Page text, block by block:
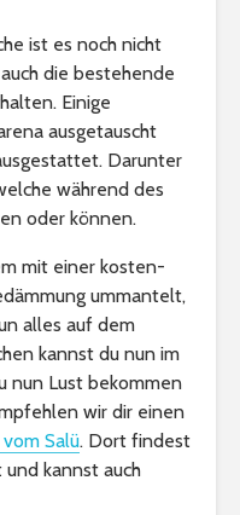
ist es noch nicht
die bestehende
Einige
ausgetauscht
Darunter
während des
oder können.
mit einer kosten-
ummantelt,
alles auf dem
kannst du nun im
nun Lust bekommen
wir dir einen
Salü. Dort findest
kannst auch